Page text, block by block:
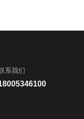
系我们